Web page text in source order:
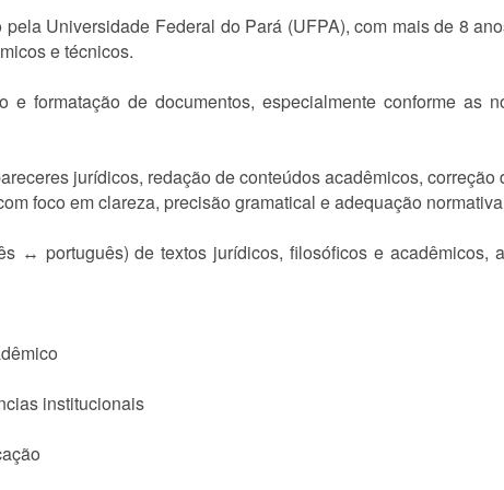
Universidade Federal do Pará (UFPA), com mais de 8
e técnicos.
formatação de documentos, especialmente conforme as
jurídicos, redação de conteúdos acadêmicos, correção
foco em clareza, precisão gramatical e adequação
↔ português) de textos jurídicos, filosóficos e acadêmicos,
institucionais